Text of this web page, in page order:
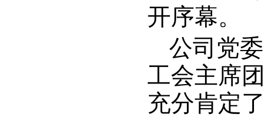
开序幕。
公司党
工会主席
充分肯定